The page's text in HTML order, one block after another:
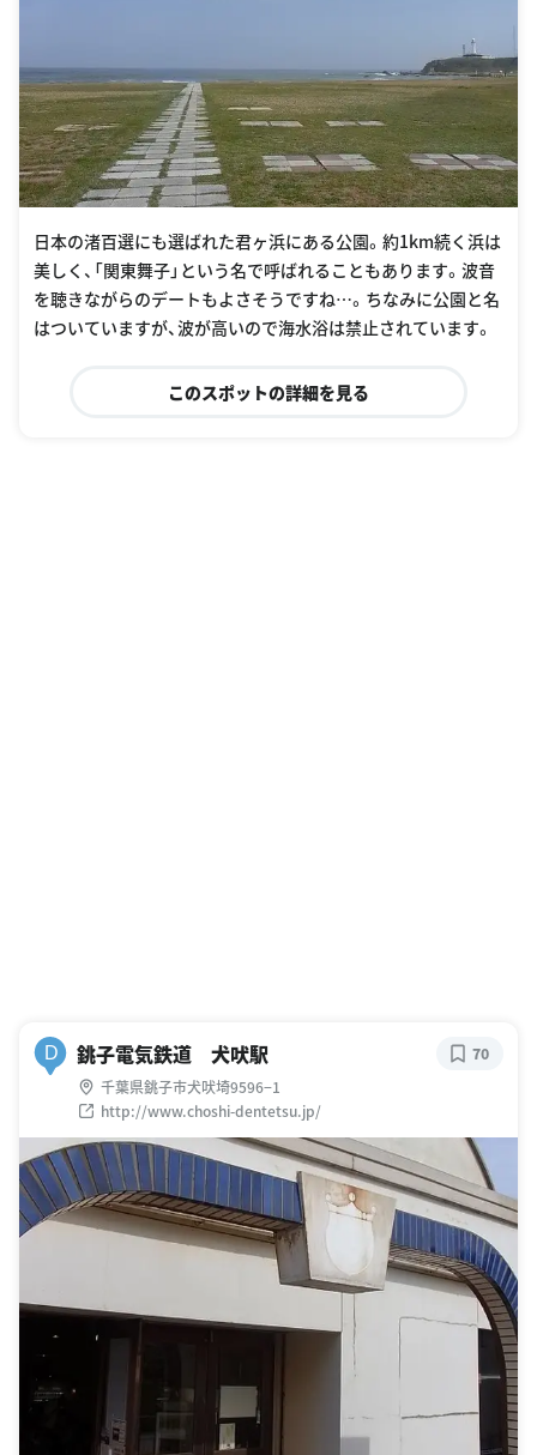
日本の渚百選にも選ばれた君ヶ浜にある公園。約1km続く浜は
美しく、「関東舞子」という名で呼ばれることもあります。波音
を聴きながらのデートもよさそうですね…。ちなみに公園と名
はついていますが、波が高いので海水浴は禁止されています。
このスポットの詳細を見る
D 銚子電気鉄道 犬吠駅
千葉県銚子市犬吠埼9596−1
http://www.choshi-dentetsu.jp/
70